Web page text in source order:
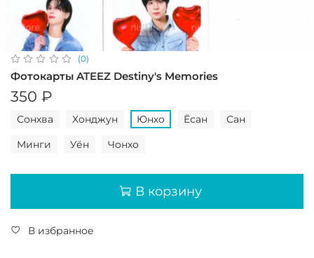
(0)
Фотокарты ATEEZ Destiny's Memories
350 ₽
Сонхва Хонджун Юнхо Ёсан Сан
Минги Уён Чонхо
В корзину
В избранное